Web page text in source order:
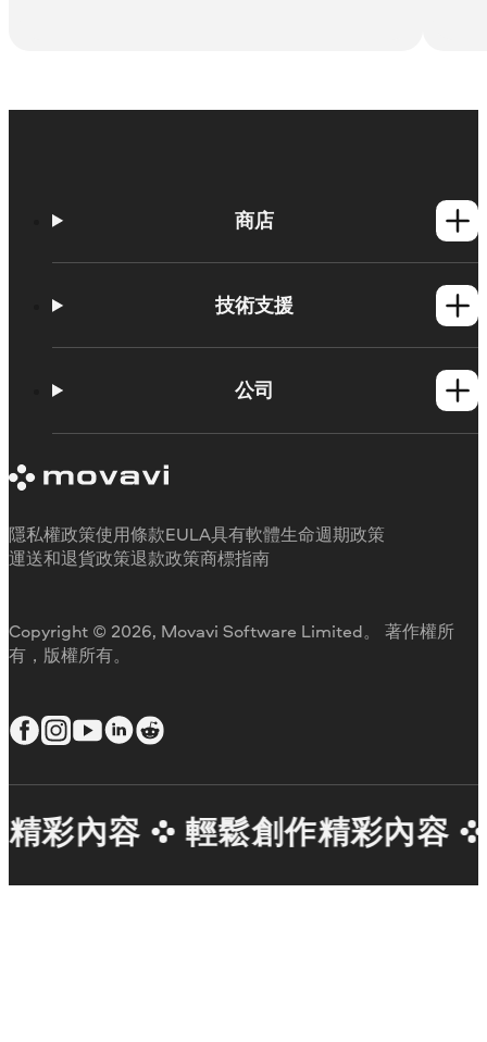
商店
Mac產品
技術支援
學習平台
取消訂閱
退款
公司
客戶評價
為何要選擇我們
工作用
Copyright © 2026, Movavi Software Limited。 著作權所
有，版權所有。
隱私權政策使用條款EULA具有軟體生命週期政策
運送和退貨政策退款政策商標指南
彩內容 輕鬆創作精彩內容